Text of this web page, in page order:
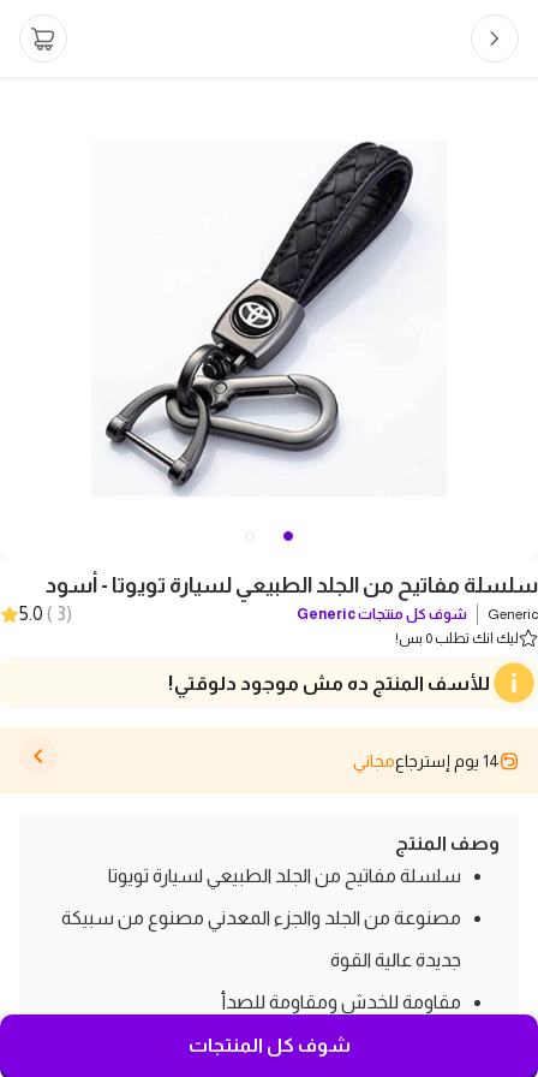
سلسلة مفاتيح من الجلد الطبيعي لسيارة تويوتا - أسود
Generic شوف كل منتجاتGeneric
(
3
)
5.0
ليك انك تطلب 0 بس!
للأسف المنتج ده مش موجود دلوقتي!
14 يوم إسترجاع مجاني
وصف المنتج
سلسلة مفاتيح من الجلد الطبيعي لسيارة تويوتا
مصنوعة من الجلد والجزء المعدني مصنوع من سبيكة
جديدة عالية القوة
مقاومة للخدش ومقاومة للصدأ
يمكنها الدوران 360 درجة، وهو عصري للغاية ومريح
شوف كل المنتجات